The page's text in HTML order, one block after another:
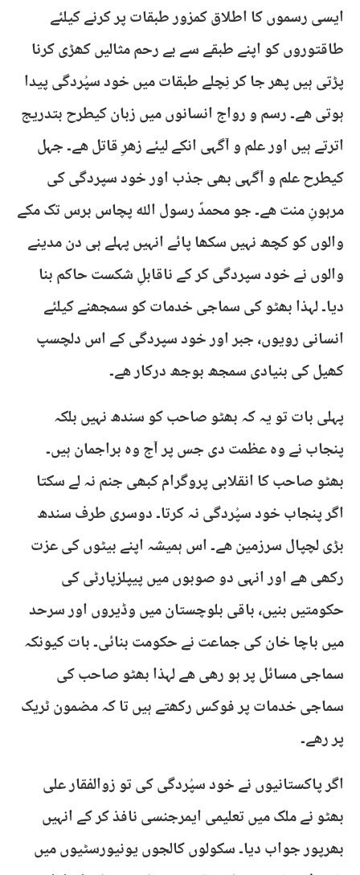
ایسی رسموں کا اطلاق کمزور طبقات پر کرنے کیلئے
طاقتوروں کو اپنے طبقے سے بے رحم مثالیں کھڑی کرنا
پڑتی ہیں پھر جا کر نِچلے طبقات میں خود سپُردگی پیدا
ہوتی ھے۔ رسم و رواج انسانوں میں زبان کیطرح بتدریج
اترتے ہیں اور علم و آگہی انکے لیئے زھرِ قاتل ھے۔ جہل
کیطرح علم و آگہی بھی جذب اور خود سپردگی کی
مرہونِ منت ھے۔ جو محمدؐ رسول اللہ پچاس برس تک مکے
والوں کو کچھ نہیں سکھا پائے انہیں پہلے ہی دن مدینے
والوں نے خود سپردگی کر کے ناقابلِ شکست حاکم بنا
دیا۔ لہذا بھٹو کی سماجی خدمات کو سمجھنے کیلئے
انسانی رویوں، جبر اور خود سپردگی کے اس دلچسپ
کھیل کی بنیادی سمجھ بوجھ درکار ھے۔
پہلی بات تو یہ کہ بھٹو صاحب کو سندھ نہیں بلکہ
پنجاب نے وہ عظمت دی جس پر آج وہ براجمان ہیں۔
بھٹو صاحب کا انقلابی پروگرام کبھی جنم نہ لے سکتا
اگر پنجاب خود سپُردگی نہ کرتا۔ دوسری طرف سندھ
بڑی لچپال سرزمین ھے۔ اس ہمیشہ اپنے بیٹوں کی عزت
رکھی ھے اور انہی دو صوبوں میں پیپلزپارٹی کی
حکومتیں بنیں، باقی بلوچستان میں وڈیروں اور سرحد
میں باچا خان کی جماعت نے حکومت بنائی۔ بات کیونکہ
سماجی مسائل پر ہو رھی ھے لہذا بھٹو صاحب کی
سماجی خدمات پر فوکس رکھتے ہیں تا کہ مضمون ٹریک
پر رھے۔
اگر پاکستانیوں نے خود سپُردگی کی تو زوالفقار علی
بھٹو نے ملک میں تعلیمی ایمرجنسی نافذ کر کے انہیں
بھرپور جواب دیا۔ سکولوں کالجوں یونیورسٹیوں میں